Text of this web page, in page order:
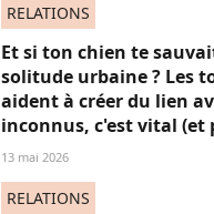
RELATIONS
Et si ton chien te
solitude urbaine ? Les
aident à créer du lien
inconnus, c'est vital (et
13 mai 2026
RELATIONS